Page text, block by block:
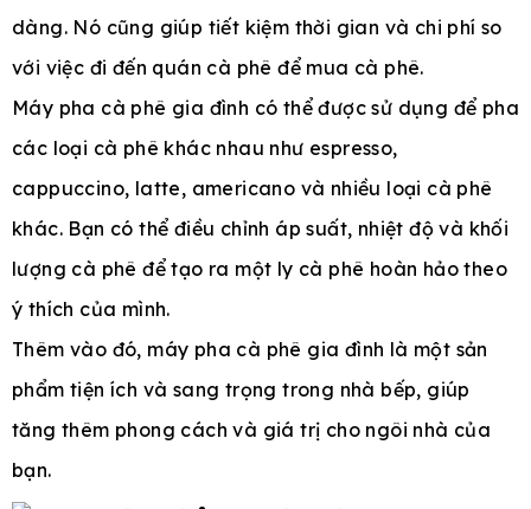
dàng. Nó cũng giúp tiết kiệm thời gian và chi phí so
với việc đi đến quán cà phê để mua cà phê.
Máy pha cà phê gia đình có thể được sử dụng để pha
các loại cà phê khác nhau như espresso,
cappuccino, latte, americano và nhiều loại cà phê
khác. Bạn có thể điều chỉnh áp suất, nhiệt độ và khối
lượng cà phê để tạo ra một ly cà phê hoàn hảo theo
ý thích của mình.
Thêm vào đó, máy pha cà phê gia đình là một sản
phẩm tiện ích và sang trọng trong nhà bếp, giúp
tăng thêm phong cách và giá trị cho ngôi nhà của
bạn.